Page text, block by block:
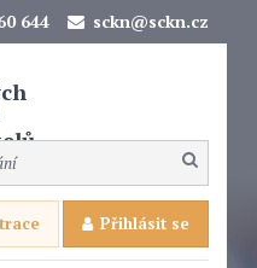
644 sckn@sckn.cz
Přihlásit se